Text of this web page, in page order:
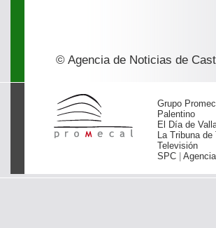
© Agencia de Noticias de
Grupo
Palentino
El Día de
La Tribuna
Televisión
SPC